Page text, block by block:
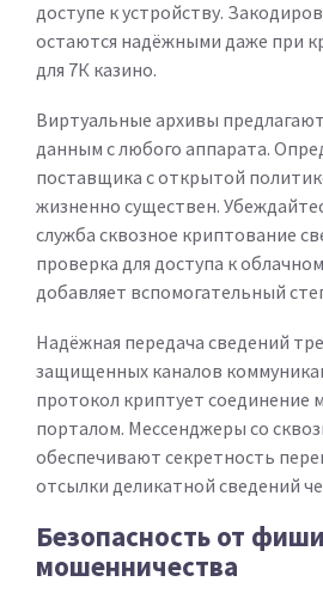
доступе к устройству.
остаются надёжными даже при
для 7К казино.
Виртуальные архивы
данным с любого аппарата.
поставщика с открытой
жизненно существен.
служба сквозное криптование
проверка для доступа к
добавляет вспомогательный
Надёжная передача сведений
защищенных каналов
протокол криптует соединение
порталом. Мессенджеры со
обеспечивают секретность
отсылки деликатной сведений
Безопасность от
мошенничества